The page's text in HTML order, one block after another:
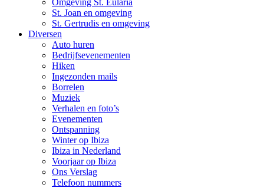
Omgeving St. Eularia
St. Joan en omgeving
St. Gertrudis en omgeving
Diversen
Auto huren
Bedrijfsevenementen
Hiken
Ingezonden mails
Borrelen
Muziek
Verhalen en foto’s
Evenementen
Ontspanning
Winter op Ibiza
Ibiza in Nederland
Voorjaar op Ibiza
Ons Verslag
Telefoon nummers